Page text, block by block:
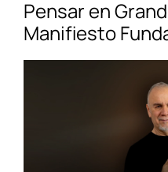
Pensar en
Manifiesto